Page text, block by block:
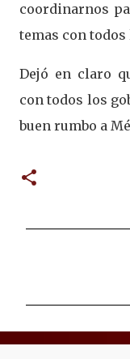
coordinarnos
temas con
Dejó en claro
con todos los
buen rumbo a
n